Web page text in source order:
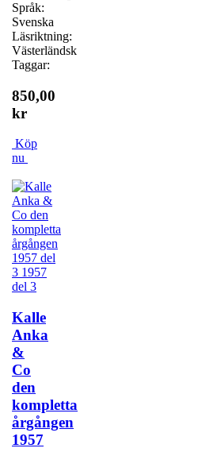
Språk:
Svenska
Läsriktning:
Västerländsk
Taggar:
850,00
kr
Köp
nu
Kalle
Anka
&
Co
den
kompletta
årgången
1957